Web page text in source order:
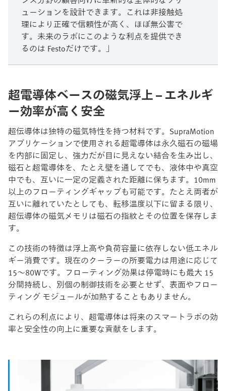
ューションを設計できます。これは非接触処
理により正確で信頼性が高く、ほぼ無公害で
す。未来のラボにこのような利点を提供でき
るのは Festoだけです。」
超電導体ベースの磁気浮上 – エネルギ
ー効率が高く安全
超伝導体は独特の磁気特性を持つ材料です。SupraMotion
アプリケーションで使用される超電導体は永久磁石の磁場
を内部に固定し、強力だが目に見えない結合を生み出し、
磁石と超電導体を、たとえ壁を通してでも、液体中や真空
中でも、互いに一定の定義された距離に保ちます。10mm
以上のフローティングギャップも可能です。たとえ両者が
互いに離れていたとしても、転移温度以下に留まる限り、
超伝導体の磁気メモリは磁石の指紋とその位置を保存しま
す。
この技術の特徴は浮上高や負荷容量に依存しない低エネル
ギー消費です。現在のクーラーの所要電力は用途に応じて
15～80Wです。フローティング効果は停電時にも最大 15
分間持続し、別個の制御技術を必要とせず、表面やフロー
ティング モジュールが加熱することもありません。
これらの利点により、超電導体は将来のスマートラボの効
率と安全性の向上に重要な貢献をします。